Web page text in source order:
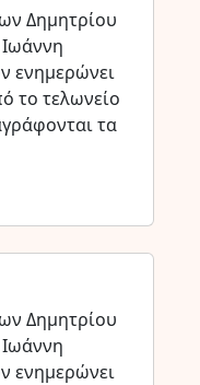
Δημητρίου
ενημερώνει
το τελωνείο
τα
Δημητρίου
ενημερώνει